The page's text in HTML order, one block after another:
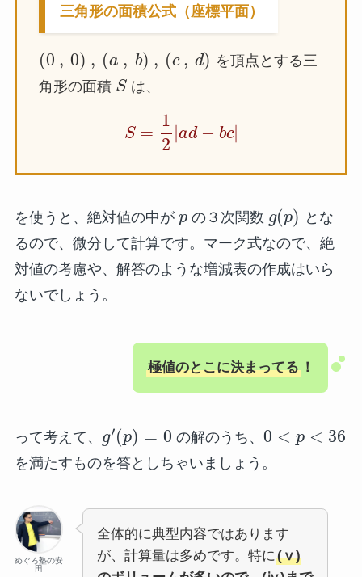
三角形の面積公式（座標平面）
(0 , 0) , (a , b) , (c , d) を頂点とする三
角形の面積 Sは、
S =
1
2
|ad − bc|
を使うと、絶対値の中が p の３次関数 g(p) とな
るので、微分して計算です。マーク式なので、絶
対値の考慮や、解答のような増減表の作成はいら
ないでしょう。
極値のとこに決まってる ！
って考えて、 g′(p) = 0 の解のうち、 0 < p < 36
を満たすものを答としちゃいましょう。
めぐろ塾の安
田
全体的に典型内容ではあります
が、計算量は多めです。特に(ⅴ)